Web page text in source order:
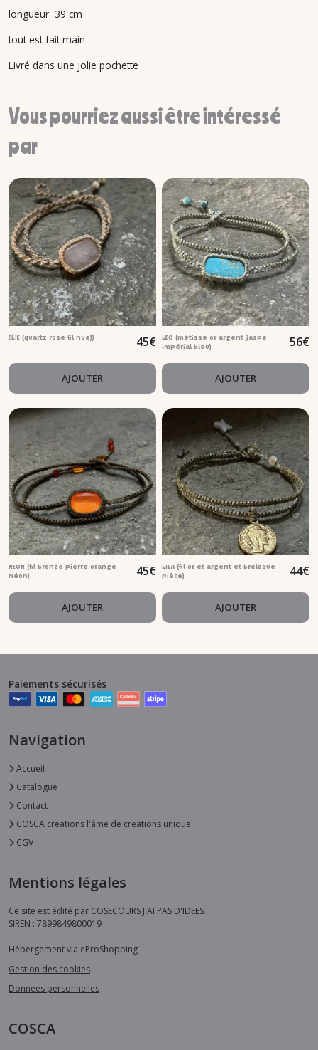
longueur 39 cm
tout est fait main
Livré dans une jolie pochette
Vous pourriez aussi être intéressé
par
ELIE (quartz rose fil nue)) 45€
AJOUTER
LEO (métisse or argent jaspe
impérial bleu)
56€
AJOUTER
NEON (fil bronze pierre orange
néon)
45€
AJOUTER
LILA (fil or et argent et breloque
pièce)
44€
AJOUTER
Paiements sécurisés
Navigation
Accueil
Catalogue
Contact
COSCA creations l'âme de creations unique
CGV
Mentions légales
Ce site est édité par COSECOURS J'AI PAS D'IDEES.
SIREN : 7899849800019
Hébergement via eProShopping
Gestion des cookies
Données personnelles
COSCA